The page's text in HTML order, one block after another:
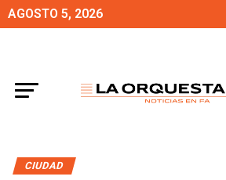
AGOSTO 5, 2026
CIUDAD